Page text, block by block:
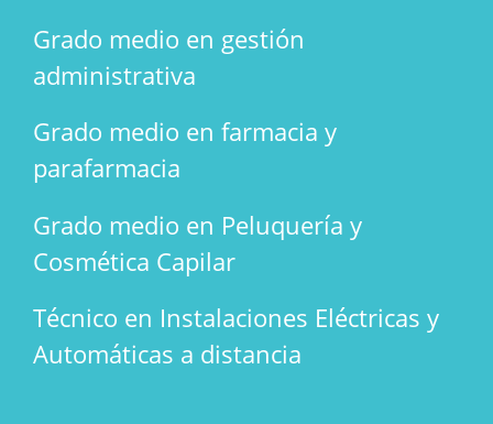
Grado medio en gestión
administrativa
Grado medio en farmacia y
parafarmacia
Grado medio en Peluquería y
Cosmética Capilar
Técnico en Instalaciones Eléctricas y
Automáticas a distancia